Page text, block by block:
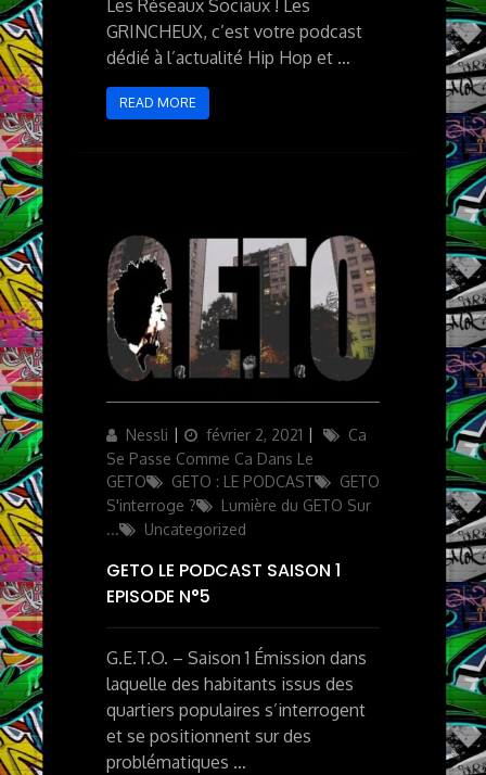
Les Réseaux Sociaux ! Les
GRINCHEUX, c’est votre podcast
dédié à l’actualité Hip Hop et …
READ MORE
Author
Nessli
Updated
on
février 2, 2021 Categories
Ca
Se Passe Comme Ca Dans Le
GETO
GETO : LE PODCAST
GETO
S'interroge ?
Lumière du GETO Sur
...
Uncategorized
GETO LE PODCAST SAISON 1
EPISODE N°5
G.E.T.O. – Saison 1 Émission dans
laquelle des habitants issus des
quartiers populaires s’interrogent
et se positionnent sur des
problématiques …